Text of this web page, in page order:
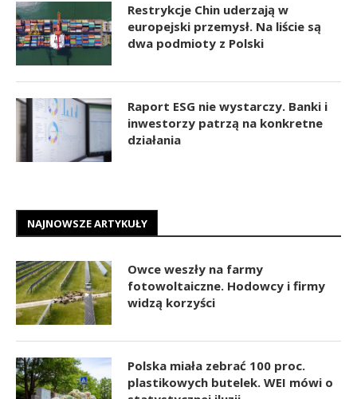
Restrykcje Chin uderzają w
europejski przemysł. Na liście są
dwa podmioty z Polski
Raport ESG nie wystarczy. Banki i
inwestorzy patrzą na konkretne
działania
NAJNOWSZE ARTYKUŁY
Owce weszły na farmy
fotowoltaiczne. Hodowcy i firmy
widzą korzyści
Polska miała zebrać 100 proc.
plastikowych butelek. WEI mówi o